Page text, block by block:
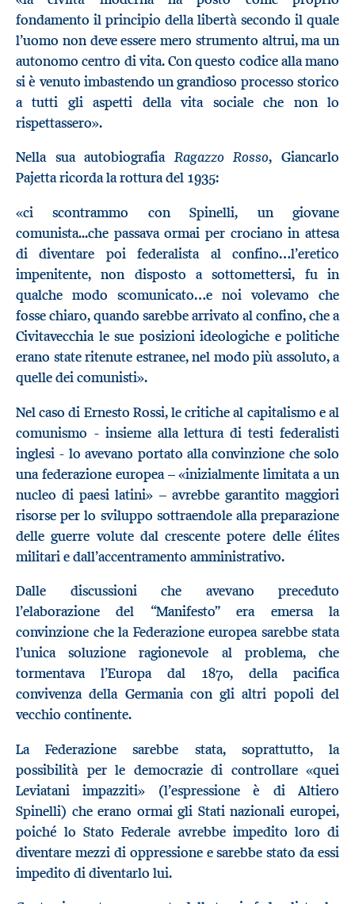
fondamento il principio della libertà secondo il quale
l’uomo non deve essere mero strumento altrui, ma un
autonomo centro di vita. Con questo codice alla mano
si è venuto imbastendo un grandioso processo storico
a tutti gli aspetti della vita sociale che non lo
rispettassero».
Nella sua autobiografiaRagazzo Rosso, Giancarlo
Pajetta ricorda la rottura del 1935:
«ci scontrammo con Spinelli, un giovane
comunista...che passava ormai per crociano in attesa
di diventare poi federalista al confino…l’eretico
impenitente, non disposto a sottomettersi, fu in
qualche modo scomunicato…e noi volevamo che
fosse chiaro, quando sarebbe arrivato al confino, che a
Civitavecchia le sue posizioni ideologiche e politiche
erano state ritenute estranee, nel modo più assoluto, a
quelle dei comunisti».
Nel caso di Ernesto Rossi, le critiche al capitalismo e al
comunismo - insieme alla lettura di testi federalisti
inglesi - lo avevano portato alla convinzione che solo
una federazione europea – «inizialmente limitata a un
nucleo di paesi latini» – avrebbe garantito maggiori
risorse per lo sviluppo sottraendole alla preparazione
delle guerre volute dal crescente potere delle élites
militari e dall’accentramento amministrativo.
Dalle discussioni che avevano preceduto
l’elaborazione del “Manifesto” era emersa la
convinzione che la Federazione europea sarebbe stata
l’unica soluzione ragionevole al problema, che
tormentava l’Europa dal 1870, della pacifica
convivenza della Germania con gli altri popoli del
vecchio continente.
La Federazione sarebbe stata, soprattutto, la
possibilità per le democrazie di controllare «quei
Leviatani impazziti» (l’espressione è di Altiero
Spinelli) che erano ormai gli Stati nazionali europei,
poiché lo Stato Federale avrebbe impedito loro di
diventare mezzi di oppressione e sarebbe stato da essi
impedito di diventarlo lui.